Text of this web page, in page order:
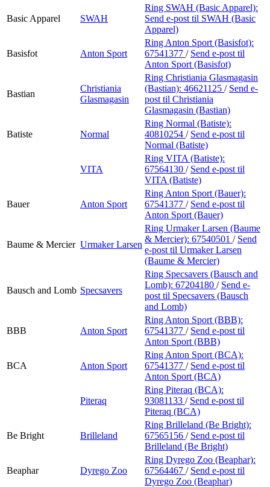
Basic Apparel SWAH
Ring SWAH (Basic Apparel):
Send e-post til SWAH (Basic
Apparel)
Basisfot Anton Sport
Ring Anton Sport (Basisfot):
67541377 / Send e-post til
Anton Sport (Basisfot)
Bastian
Christiania
Glasmagasin
Ring Christiania Glasmagasin
(Bastian): 46621125 / Send e-
post til Christiania
Glasmagasin (Bastian)
Batiste Normal
Ring Normal (Batiste):
40810254 / Send e-post til
Normal (Batiste)
VITA
Ring VITA (Batiste):
67564130 / Send e-post til
VITA (Batiste)
Bauer Anton Sport
Ring Anton Sport (Bauer):
67541377 / Send e-post til
Anton Sport (Bauer)
Baume & Mercier Urmaker Larsen
Ring Urmaker Larsen (Baume
& Mercier): 67540501 / Send
e-post til Urmaker Larsen
(Baume & Mercier)
Bausch and Lomb Specsavers
Ring Specsavers (Bausch and
Lomb): 67204180 / Send e-
post til Specsavers (Bausch
and Lomb)
BBB Anton Sport
Ring Anton Sport (BBB):
67541377 / Send e-post til
Anton Sport (BBB)
BCA Anton Sport
Ring Anton Sport (BCA):
67541377 / Send e-post til
Anton Sport (BCA)
Piteraq
Ring Piteraq (BCA):
93081133 / Send e-post til
Piteraq (BCA)
Be Bright Brilleland
Ring Brilleland (Be Bright):
67565156 / Send e-post til
Brilleland (Be Bright)
Beaphar Dyrego Zoo
Ring Dyrego Zoo (Beaphar):
67564467 / Send e-post til
Dyrego Zoo (Beaphar)